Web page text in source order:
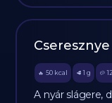
Cseresznye
🔥 50 kcal 🥩 1 g 🥔 12
A nyár slágere,